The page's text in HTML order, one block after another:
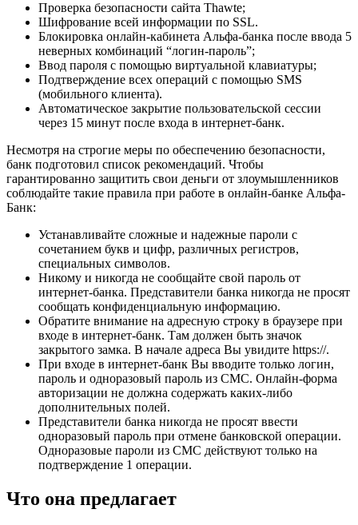
Проверка безопасности сайта Thawte;
Шифрование всей информации по SSL.
Блокировка онлайн-кабинета Альфа-банка после ввода 5
неверных комбинаций “логин-пароль”;
Ввод пароля с помощью виртуальной клавиатуры;
Подтверждение всех операций с помощью SMS
(мобильного клиента).
Автоматическое закрытие пользовательской сессии
через 15 минут после входа в интернет-банк.
Несмотря на строгие меры по обеспечению безопасности,
банк подготовил список рекомендаций. Чтобы
гарантированно защитить свои деньги от злоумышленников
соблюдайте такие правила при работе в онлайн-банке Альфа-
Банк:
Устанавливайте сложные и надежные пароли с
сочетанием букв и цифр, различных регистров,
специальных символов.
Никому и никогда не сообщайте свой пароль от
интернет-банка. Представители банка никогда не просят
сообщать конфиденциальную информацию.
Обратите внимание на адресную строку в браузере при
входе в интернет-банк. Там должен быть значок
закрытого замка. В начале адреса Вы увидите https://.
При входе в интернет-банк Вы вводите только логин,
пароль и одноразовый пароль из СМС. Онлайн-форма
авторизации не должна содержать каких-либо
дополнительных полей.
Представители банка никогда не просят ввести
одноразовый пароль при отмене банковской операции.
Одноразовые пароли из СМС действуют только на
подтверждение 1 операции.
Что она предлагает